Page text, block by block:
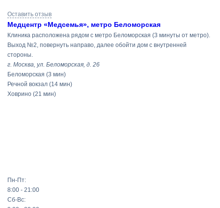
Оставить отзыв
Медцентр «Медсемья», метро Беломорская
Клиника расположена рядом с метро Беломорская (3 минуты от метро).
Выход №2, повернуть направо, далее обойти дом с внутренней
стороны.
г. Москва, ул. Беломорская, д. 26
Беломорская (3 мин)
Речной вокзал (14 мин)
Ховрино (21 мин)
Пн-Пт:
8:00 - 21:00
Сб-Вс: